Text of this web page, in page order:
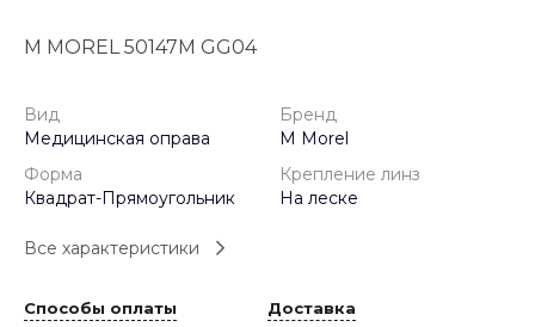
M MOREL 50147M GG04
Вид
Медицинская оправа
Бренд
M Morel
Форма
Квадрат-Прямоугольник
Крепление линз
На леске
Все характеристики
Способы оплаты Доставка